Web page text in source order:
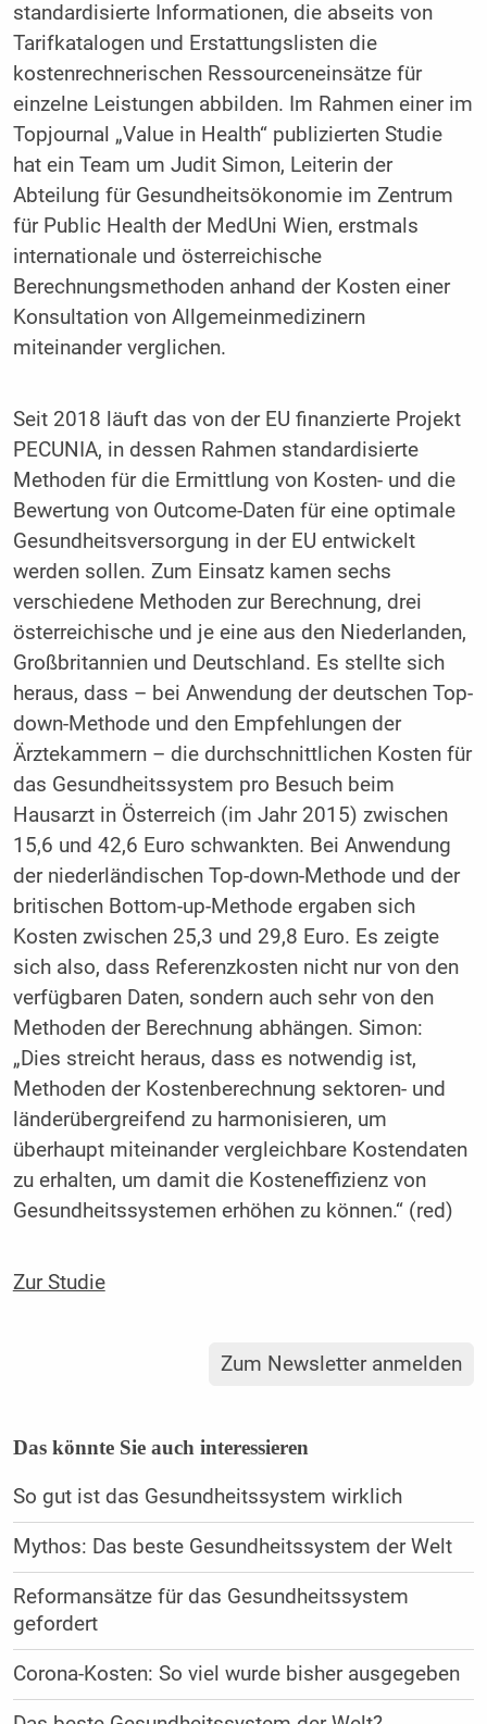
standardisierte Informationen, die abseits von
Tarifkatalogen und Erstattungslisten die
kostenrechnerischen Ressourceneinsätze für
einzelne Leistungen abbilden. Im Rahmen einer im
Topjournal „Value in Health“ publizierten Studie
hat ein Team um Judit Simon, Leiterin der
Abteilung für Gesundheitsökonomie im Zentrum
für Public Health der MedUni Wien, erstmals
internationale und österreichische
Berechnungsmethoden anhand der Kosten einer
Konsultation von Allgemeinmedizinern
miteinander verglichen.
Seit 2018 läuft das von der EU finanzierte Projekt
PECUNIA, in dessen Rahmen standardisierte
Methoden für die Ermittlung von Kosten- und die
Bewertung von Outcome-Daten für eine optimale
Gesundheitsversorgung in der EU entwickelt
werden sollen. Zum Einsatz kamen sechs
verschiedene Methoden zur Berechnung, drei
österreichische und je eine aus den Niederlanden,
Großbritannien und Deutschland. Es stellte sich
heraus, dass – bei Anwendung der deutschen Top-
down-Methode und den Empfehlungen der
Ärztekammern – die durchschnittlichen Kosten für
das Gesundheitssystem pro Besuch beim
Hausarzt in Österreich (im Jahr 2015) zwischen
15,6 und 42,6 Euro schwankten. Bei Anwendung
der niederländischen Top-down-Methode und der
britischen Bottom-up-Methode ergaben sich
Kosten zwischen 25,3 und 29,8 Euro. Es zeigte
sich also, dass Referenzkosten nicht nur von den
verfügbaren Daten, sondern auch sehr von den
Methoden der Berechnung abhängen. Simon:
„Dies streicht heraus, dass es notwendig ist,
Methoden der Kostenberechnung sektoren- und
länderübergreifend zu harmonisieren, um
überhaupt miteinander vergleichbare Kostendaten
zu erhalten, um damit die Kosteneffizienz von
Gesundheitssystemen erhöhen zu können.“ (red)
Zur Studie
Zum Newsletter anmelden
Das könnte Sie auch interessieren
So gut ist das Gesundheitssystem wirklich
Mythos: Das beste Gesundheitssystem der Welt
Reformansätze für das Gesundheitssystem
gefordert
Corona-Kosten: So viel wurde bisher ausgegeben